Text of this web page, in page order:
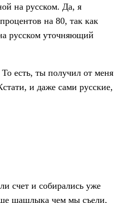
на русском. Да, я
на 80, так как
русском уточняющий
есть, ты получил от меня
и даже сами русские,
счет и собирались уже
шашлыка чем мы съели,